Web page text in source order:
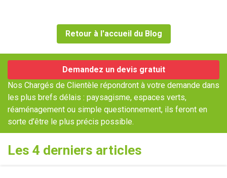
Retour à l'accueil du Blog
Demandez un devis gratuit
Nos Chargés de Clientèle répondront à votre demande dans
les plus brefs délais : paysagisme, espaces verts,
réaménagement ou simple questionnement, ils feront en
sorte d’être le plus précis possible.
Les 4 derniers articles